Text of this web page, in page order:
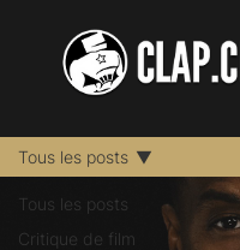
Tous les posts
Critique de film
Tous les posts